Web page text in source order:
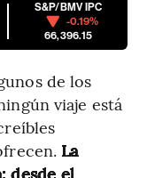
S&P/BMV IPC
-0.19%
66,396.15
de los
viaje está
La
desde el